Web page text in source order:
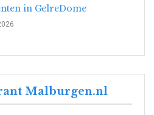
in GelreDome
Malburgen.nl